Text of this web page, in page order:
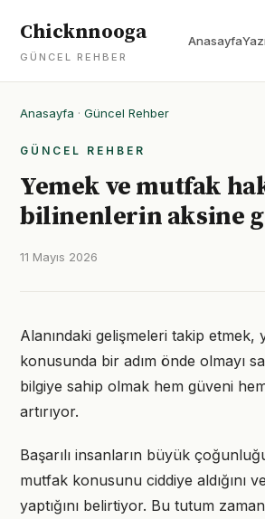
Chicknnooga
GÜNCEL REHBER
Anasayfa
Anasayfa · Güncel Rehber
GÜNCEL REHBER
Yemek ve mutfak
bilinenlerin aksine
11 Mayıs 2026
Alanındaki gelişmeleri takip etmek,
konusunda bir adım önde olmayı
bilgiye sahip olmak hem güveni
artırıyor.
Başarılı insanların büyük
mutfak konusunu ciddiye aldığını
yaptığını belirtiyor. Bu tutum